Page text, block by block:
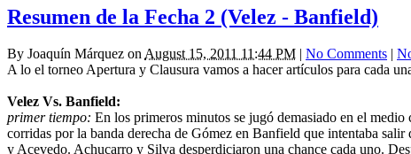
Resumen de la Fecha 2 (Velez - Banfield)
By Joaquín Márquez onAugust 15, 2011 11:44 PM | No Comments |
A lo el torneo Apertura y Clausura vamos a hacer artículos para cada
Velez Vs. Banfield:
primer tiempo: En los primeros minutos se jugó demasiado en el
corridas por la banda derecha de Gómez en Banfield que intentaba
y Acevedo. Achucarro y Silva desperdiciaron una chance cada uno.